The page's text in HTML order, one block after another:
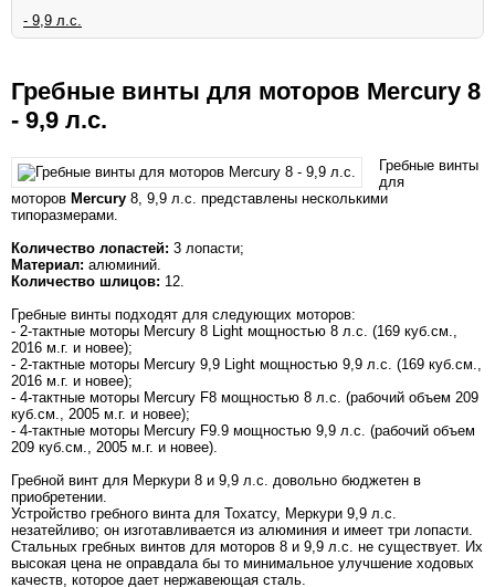
- 9,9 л.с.
Гребные винты для моторов Mercury 8
- 9,9 л.с.
Гребные винты
для
моторов Mercury 8, 9,9 л.с. представлены несколькими
типоразмерами.
Количество лопастей: 3 лопасти;
Материал: алюминий.
Количество шлицов: 12.
Гребные винты подходят для следующих моторов:
- 2-тактные моторы Mercury 8 Light мощностью 8 л.с. (169 куб.см.,
2016 м.г. и новее);
- 2-тактные моторы Mercury 9,9 Light мощностью 9,9 л.с. (169 куб.см.,
2016 м.г. и новее);
- 4-тактные моторы Mercury F8 мощностью 8 л.с. (рабочий объем 209
куб.см., 2005 м.г. и новее);
- 4-тактные моторы Mercury F9.9 мощностью 9,9 л.с. (рабочий объем
209 куб.см., 2005 м.г. и новее).
Гребной винт для Меркури 8 и 9,9 л.с. довольно бюджетен в
приобретении.
Устройство гребного винта для Тохатсу, Меркури 9,9 л.с.
незатейливо; он изготавливается из алюминия и имеет три лопасти.
Стальных гребных винтов для моторов 8 и 9,9 л.с. не существует. Их
высокая цена не оправдала бы то минимальное улучшение ходовых
качеств, которое дает нержавеющая сталь.